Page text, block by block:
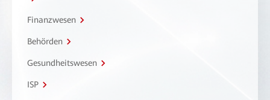
Finanzwesen
Behörden
Gesundheitswesen
ISP